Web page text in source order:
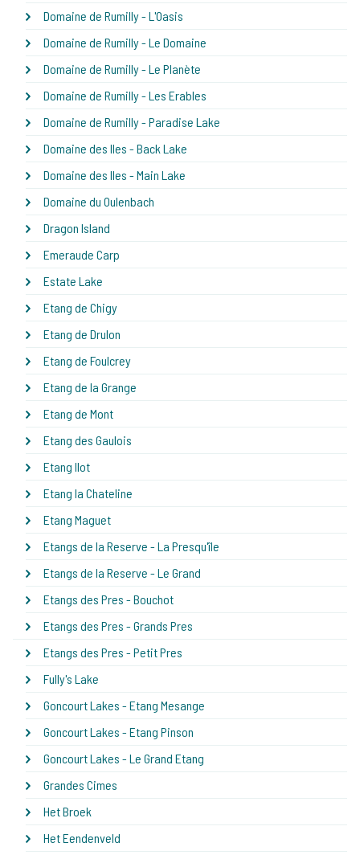
Domaine de Rumilly - L'Oasis
Domaine de Rumilly - Le Domaine
Domaine de Rumilly - Le Planète
Domaine de Rumilly - Les Erables
Domaine de Rumilly - Paradise Lake
Domaine des Iles - Back Lake
Domaine des Iles - Main Lake
Domaine du Oulenbach
Dragon Island
Emeraude Carp
Estate Lake
Etang de Chigy
Etang de Drulon
Etang de Foulcrey
Etang de la Grange
Etang de Mont
Etang des Gaulois
Etang Ilot
Etang la Chateline
Etang Maguet
Etangs de la Reserve - La Presqu'île
Etangs de la Reserve - Le Grand
Etangs des Pres - Bouchot
Etangs des Pres - Grands Pres
Etangs des Pres - Petit Pres
Fully's Lake
Goncourt Lakes - Etang Mesange
Goncourt Lakes - Etang Pinson
Goncourt Lakes - Le Grand Etang
Grandes Cimes
Het Broek
Het Eendenveld